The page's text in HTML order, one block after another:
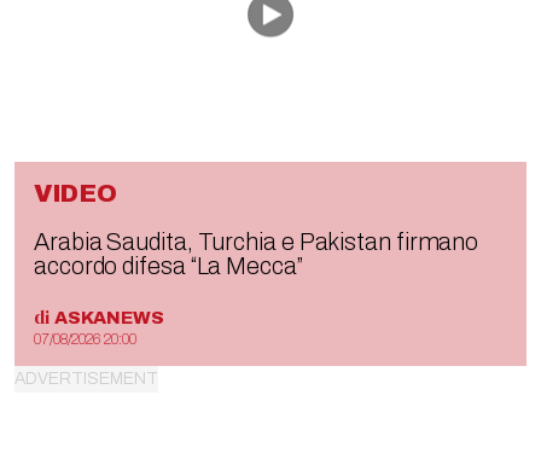
VIDEO
Arabia Saudita, Turchia e Pakistan firmano
accordo difesa “La Mecca”
di ASKANEWS
07/08/2026 20:00